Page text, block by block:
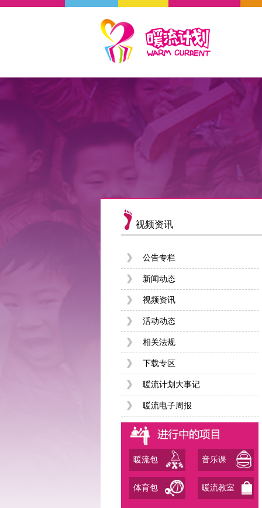
视频资讯
公告专栏
新闻动态
视频资讯
活动动态
相关法规
下载专区
暖流计划大事记
暖流电子周报
暖流包 音乐课
体育包 暖流教室